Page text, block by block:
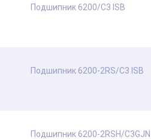
Подшипник 6200/C3 ISB
Подшипник 6200-2RS/C3 ISB
Подшипник 6200-2RSH/C3GJN